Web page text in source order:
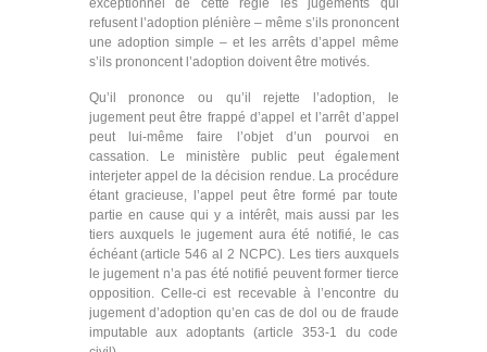
exceptionnel de cette règle les jugements qui
refusent l’adoption plénière – même s’ils prononcent
une adoption simple – et les arrêts d’appel même
s’ils prononcent l’adoption doivent être motivés.
Qu’il prononce ou qu’il rejette l’adoption, le
jugement peut être frappé d’appel et l’arrêt d’appel
peut lui-même faire l’objet d’un pourvoi en
cassation. Le ministère public peut également
interjeter appel de la décision rendue. La procédure
étant gracieuse, l’appel peut être formé par toute
partie en cause qui y a intérêt, mais aussi par les
tiers auxquels le jugement aura été notifié, le cas
échéant (article 546 al 2 NCPC). Les tiers auxquels
le jugement n’a pas été notifié peuvent former tierce
opposition. Celle-ci est recevable à l’encontre du
jugement d’adoption qu’en cas de dol ou de fraude
imputable aux adoptants (article 353-1 du code